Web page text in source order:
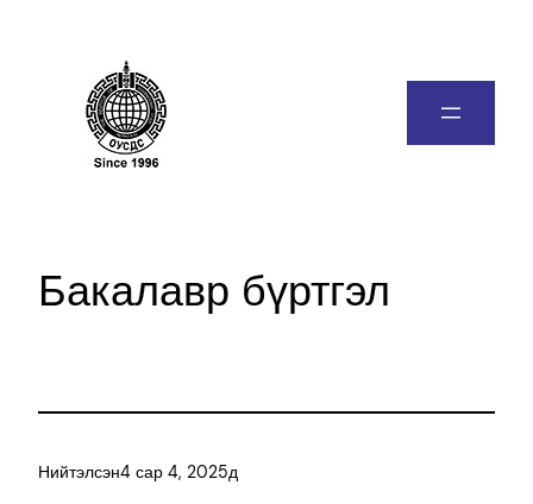
Бакалавр бүртгэл
Нийтэлсэн4 сар 4, 2025д